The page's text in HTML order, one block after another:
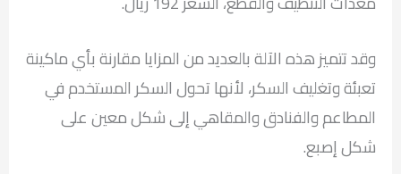
وقد تتميز هذه الآلة بالعديد من المزايا مقارنة بأي ماكينة
تعبئة وتغليف السكر، لأنها تحول السكر المستخدم في
المطاعم والفنادق والمقاهي إلى شكل معين على
شكل إصبع.